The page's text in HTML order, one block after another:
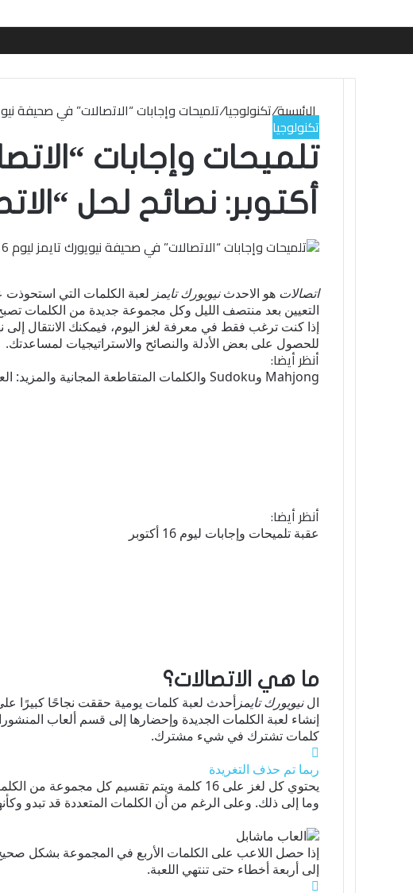
الرئيسية/تكنولوجيا/تلميحات وإجابات “الاتصالات” في صحيفة نيويورك تايمز ليوم 16 أكتوبر:
تكنولوجيا
أكتوبر: نصائح لحل
فيسبوك
تويتر
لينكدإن
بينتيريست
واتساب
اتصالات هو الاحدثنيويورك تايمز لعبة الكلمات التي استحوذت
التعيين بعد منتصف الليل وكل مجموعة جديدة من الكلمات
إذا كنت ترغب فقط في معرفة لغز اليوم، فيمكنك الانتقال إلى نهاية
للحصول على بعض الأدلة والنصائح والاستراتيجيات لمساعدتك.
أنظر أيضا:
Mahjong وSudoku والكلمات المتقاطعة المجانية والمزيد: العب الألعاب على Mashable
أنظر أيضا:
عقبة تلميحات وإجابات ليوم 16 أكتوبر
ما هي الاتصالات؟
النيويورك تايمز أحدث لعبة كلمات يومية حققت نجاحًا كبيرًا
إنشاء لعبة الكلمات الجديدة وإحضارها إلى قسم ألعاب
كلمات تشترك في شيء مشترك.
ربما تم حذف التغريدة
يحتوي كل لغز على 16 كلمة ويتم تقسيم كل
وما إلى ذلك. وعلى الرغم من أن الكلمات المتعددة قد تبدو
إذا حصل اللاعب على الكلمات الأربع في المجموعة بشكل
إلى أربعة أخطاء حتى تنتهي اللعبة.